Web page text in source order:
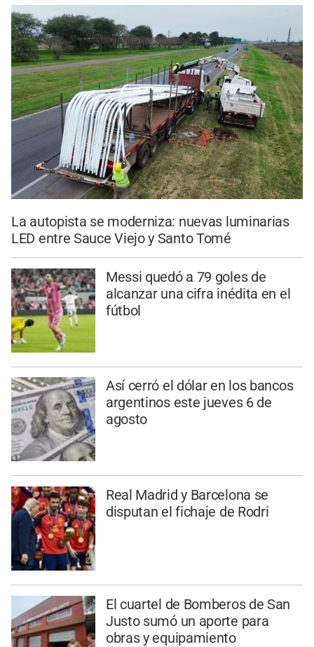
La autopista se moderniza: nuevas luminarias
LED entre Sauce Viejo y Santo Tomé
Messi quedó a 79 goles de
alcanzar una cifra inédita en el
fútbol
Así cerró el dólar en los bancos
argentinos este jueves 6 de
agosto
Real Madrid y Barcelona se
disputan el fichaje de Rodri
El cuartel de Bomberos de San
Justo sumó un aporte para
obras y equipamiento